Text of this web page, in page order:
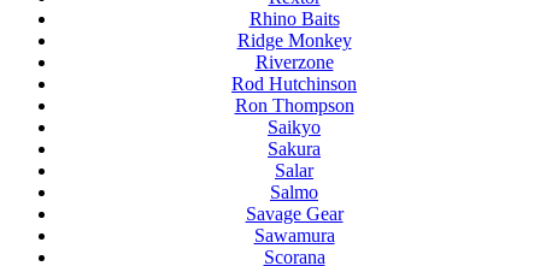
Rhino Baits
Ridge Monkey
Riverzone
Rod Hutchinson
Ron Thompson
Saikyo
Sakura
Salar
Salmo
Savage Gear
Sawamura
Scorana